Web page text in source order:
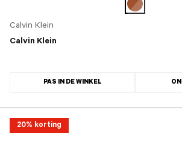
Calvin Klein
Calvin Klein
PAS IN DE WINKEL
20% korting